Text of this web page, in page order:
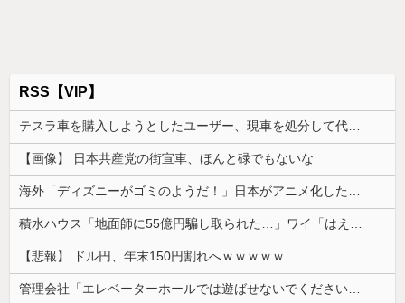
RSS【VIP】
【画像】 日本共産党の街宣車、ほんと碌でもないな
【悲報】 ドル円、年末150円割れへｗｗｗｗｗ